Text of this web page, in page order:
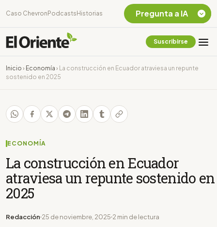
Caso Chevron Podcasts Historias
Suscribirse
Inicio › Economía ›
La construcción en Ecuador atraviesa un repunte
sostenido en 2025
ECONOMÍA
La construcción en Ecuador
atraviesa un repunte sostenido en
2025
Redacción 25 de noviembre, 2025 2 min de lectura
Pregunta a IA
Chevron Ecuador